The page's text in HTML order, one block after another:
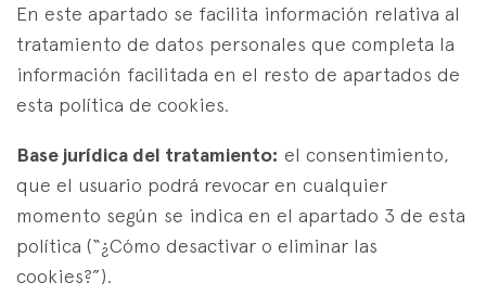
En este apartado se facilita información relativa al
tratamiento de datos personales que completa la
información facilitada en el resto de apartados de
esta política de cookies.
Base jurídica del tratamiento: el consentimiento,
que el usuario podrá revocar en cualquier
momento según se indica en el apartado 3 de esta
política (“¿Cómo desactivar o eliminar las
cookies?”).